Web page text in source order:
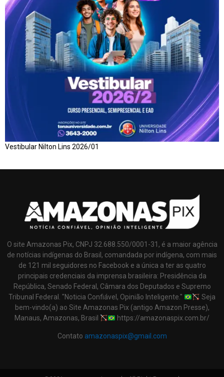
Vestibular Nilton Lins 2026/01
O site Amazonas Pix, CNPJ 32.688.550/0001-31, é a maior agência
de notícias indígenas do Brasil, comandada por indígena, com mais
de 121 mil seguidores no Facebook e a única a ter as quatro
principais credenciais da imprensa brasileira: Presidência da
República, Senado Federal, Câmara dos Deputados e Supremo
Tribunal Federal. "Noticia Confiável, Opinião Inteligente."
Seja
bem-vindo(a) ao Site Amazonas Pix (antigo Amazon Presse),
Manaus, Amazonas, Brasil
https://amazonaspix.com.br/
Contato amazonaspix@gmail.com